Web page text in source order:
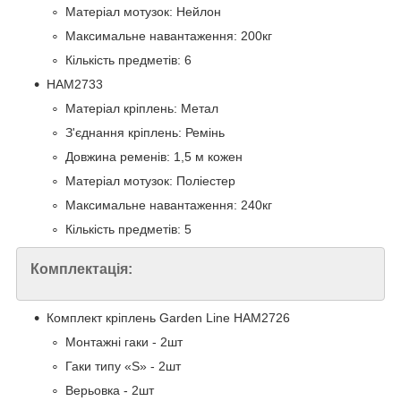
Матеріал мотузок: Нейлон
Максимальне навантаження: 200кг
Кількість предметів: 6
HAM2733
Матеріал кріплень: Метал
З'єднання кріплень: Ремінь
Довжина ременів: 1,5 м кожен
Матеріал мотузок: Поліестер
Максимальне навантаження: 240кг
Кількість предметів: 5
Комплектація:
Комплект кріплень Garden Line HAM2726
Монтажні гаки - 2шт
Гаки типу «S» - 2шт
Верьовка - 2шт